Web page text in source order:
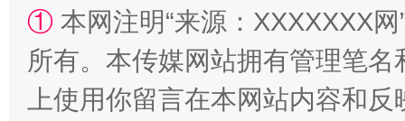
全民健身五年计划来了！等你上场
① 本网注明“来源：XXXXXXX
所有。本传媒网站拥有管理笔
上使用你留言在本网站内容和